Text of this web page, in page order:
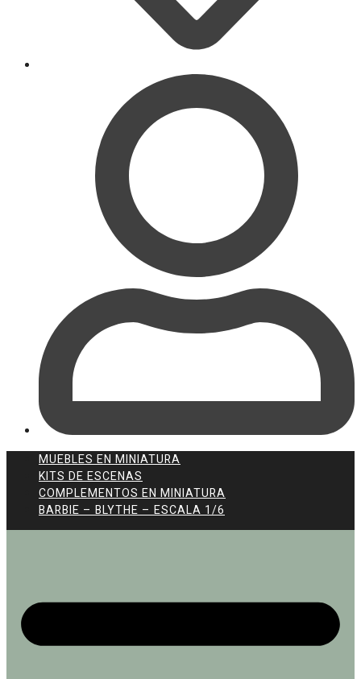
MUEBLES EN MINIATURA
KITS DE ESCENAS
COMPLEMENTOS EN MINIATURA
BARBIE – BLYTHE – ESCALA 1/6